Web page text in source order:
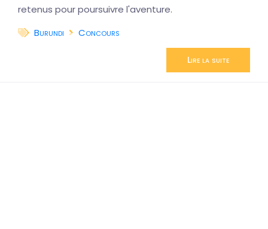
retenus pour poursuivre l'aventure.
Burundi
Concours
Lire la suite